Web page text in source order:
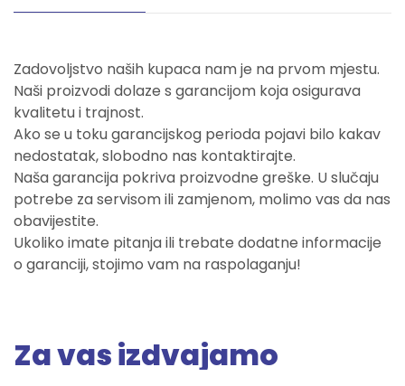
Zadovoljstvo naših kupaca nam je na prvom mjestu.
Naši proizvodi dolaze s garancijom koja osigurava
kvalitetu i trajnost.
Ako se u toku garancijskog perioda pojavi bilo kakav
nedostatak, slobodno nas kontaktirajte.
Naša garancija pokriva proizvodne greške. U slučaju
potrebe za servisom ili zamjenom, molimo vas da nas
obavijestite.
Ukoliko imate pitanja ili trebate dodatne informacije
o garanciji, stojimo vam na raspolaganju!
Za vas izdvajamo